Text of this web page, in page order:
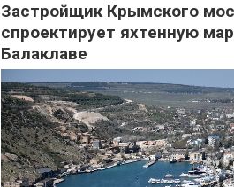
Застройщик Крымского
спроектирует яхтенную
Балаклаве